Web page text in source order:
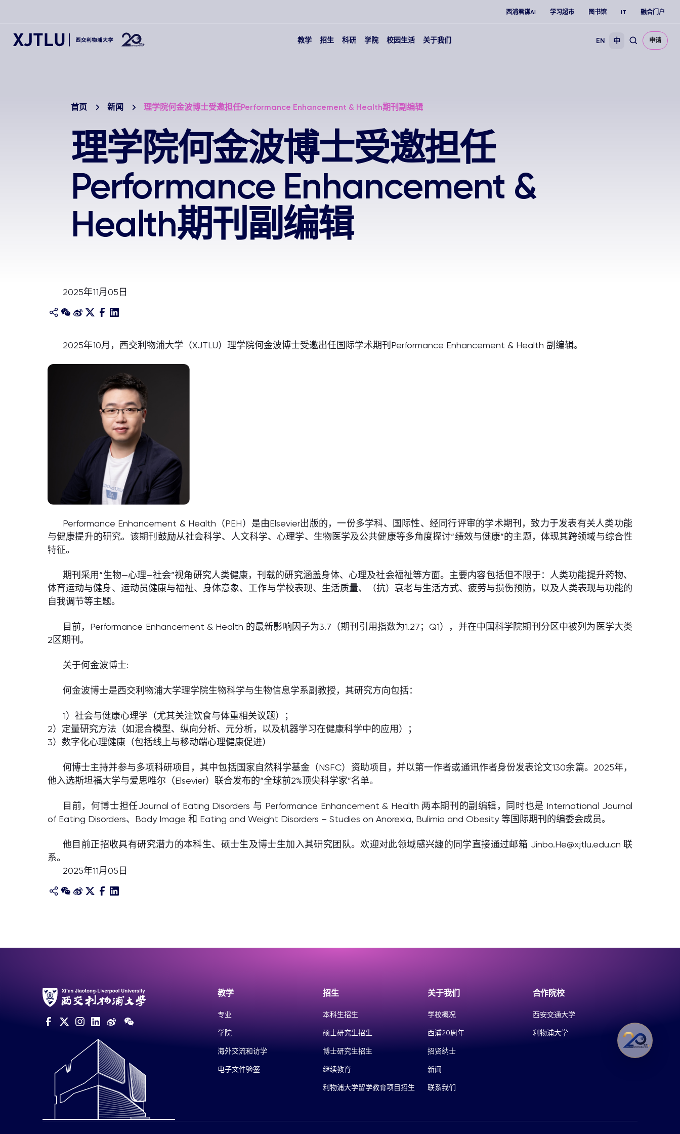
西浦君谋AI 学习超市 图书馆 IT 融合门户
教学 招生 科研 学院 校园生活 关于我们 EN 中 申请
首页 新闻 理学院何金波博士受邀担任Performance Enhancement & Health期刊副编辑
理学院何金波博士受邀担任
Performance Enhancement &
Health期刊副编辑
2025年11月05日
2025年10月，西交利物浦大学（XJTLU）理学院何金波博士受邀出任国际学术期刊Performance Enhancement & Health 副编辑。
Performance Enhancement & Health（PEH）是由Elsevier出版的，一份多学科、国际性、经同行评审的学术期刊，致力于发表有关人类功能
与健康提升的研究。该期刊鼓励从社会科学、人文科学、心理学、生物医学及公共健康等多角度探讨“绩效与健康”的主题，体现其跨领域与综合性
特征。
期刊采用“生物—心理—社会”视角研究人类健康，刊载的研究涵盖身体、心理及社会福祉等方面。主要内容包括但不限于：人类功能提升药物、
体育运动与健身、运动员健康与福祉、身体意象、工作与学校表现、生活质量、（抗）衰老与生活方式、疲劳与损伤预防，以及人类表现与功能的
自我调节等主题。
目前，Performance Enhancement & Health 的最新影响因子为3.7（期刊引用指数为1.27；Q1），并在中国科学院期刊分区中被列为医学大类
2区期刊。
关于何金波博士:
何金波博士是西交利物浦大学理学院生物科学与生物信息学系副教授，其研究方向包括：
1）社会与健康心理学（尤其关注饮食与体重相关议题）；
2）定量研究方法（如混合模型、纵向分析、元分析，以及机器学习在健康科学中的应用）；
3）数字化心理健康（包括线上与移动端心理健康促进）
何博士主持并参与多项科研项目，其中包括国家自然科学基金（NSFC）资助项目，并以第一作者或通讯作者身份发表论文130余篇。2025年，
他入选斯坦福大学与爱思唯尔（Elsevier）联合发布的“全球前2%顶尖科学家”名单。
目前，何博士担任Journal of Eating Disorders 与 Performance Enhancement & Health 两本期刊的副编辑，同时也是 International Journal
of Eating Disorders、Body Image 和 Eating and Weight Disorders – Studies on Anorexia, Bulimia and Obesity 等国际期刊的编委会成员。
他目前正招收具有研究潜力的本科生、硕士生及博士生加入其研究团队。欢迎对此领域感兴趣的同学直接通过邮箱 Jinbo.He@xjtlu.edu.cn 联
系。
2025年11月05日
教学
专业
学院
海外交流和访学
电子文件验签
招生
本科生招生
硕士研究生招生
博士研究生招生
继续教育
利物浦大学留学教育项目招生
关于我们
学校概况
西浦20周年
招贤纳士
新闻
联系我们
合作院校
西安交通大学
利物浦大学